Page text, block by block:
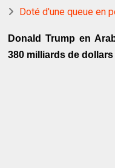
Doté d'une queue en
Donald Trump en
380 milliards de dollars